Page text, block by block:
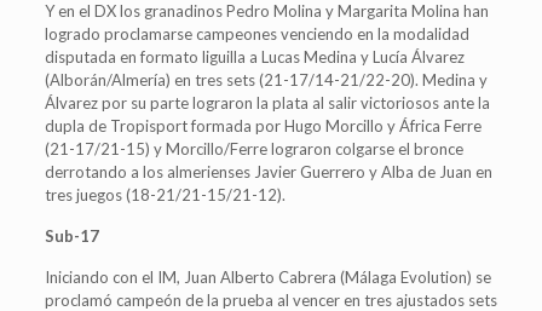
Y en el DX los granadinos Pedro Molina y Margarita Molina han
logrado proclamarse campeones venciendo en la modalidad
disputada en formato liguilla a Lucas Medina y Lucía Álvarez
(Alborán/Almería) en tres sets (21-17/14-21/22-20). Medina y
Álvarez por su parte lograron la plata al salir victoriosos ante la
dupla de Tropisport formada por Hugo Morcillo y África Ferre
(21-17/21-15) y Morcillo/Ferre lograron colgarse el bronce
derrotando a los almerienses Javier Guerrero y Alba de Juan en
tres juegos (18-21/21-15/21-12).
Sub-17
Iniciando con el IM, Juan Alberto Cabrera (Málaga Evolution) se
proclamó campeón de la prueba al vencer en tres ajustados sets